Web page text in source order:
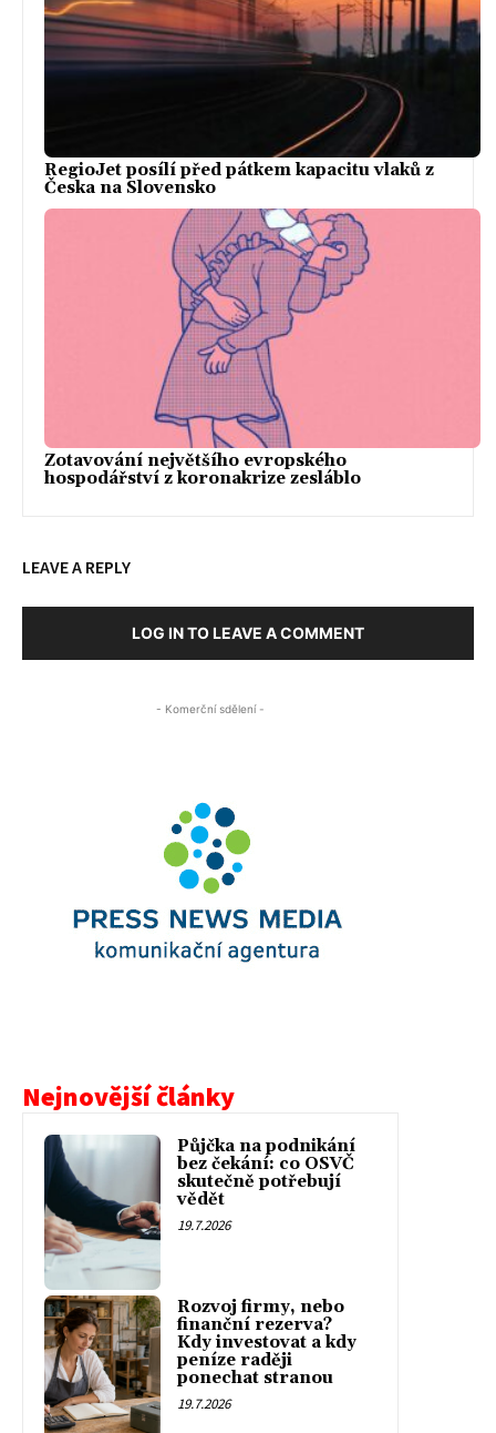
RegioJet posílí před pátkem kapacitu vlaků z
Česka na Slovensko
Zotavování největšího evropského
hospodářství z koronakrize zesláblo
LEAVE A REPLY
LOG IN TO LEAVE A COMMENT
- Komerční sdělení -
Nejnovější články
Půjčka na podnikání
bez čekání: co OSVČ
skutečně potřebují
vědět
19.7.2026
Rozvoj firmy, nebo
finanční rezerva?
Kdy investovat a kdy
peníze raději
ponechat stranou
19.7.2026